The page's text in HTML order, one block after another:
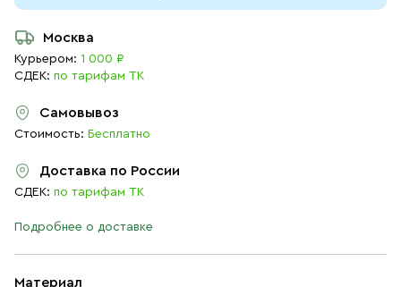
Материал
Москва
Курьером: 1 000 ₽
СДЕК: по тарифам ТК
Самовывоз
Стоимость: Бесплатно
Доставка по России
СДЕК: по тарифам ТК
Подробнее о доставке